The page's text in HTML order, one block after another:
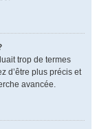
trop de termes
d’être plus précis et
avancée.